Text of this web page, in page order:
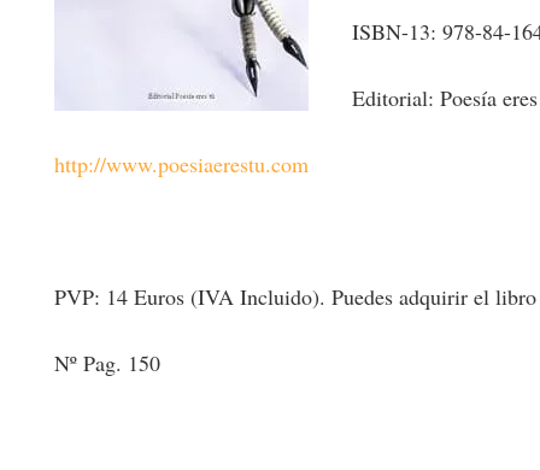
ISBN-13: 978-84-
Editorial: Poesía
http://www.poesiaerestu.com
PVP: 14 Euros (IVA Incluido). Puedes adquirir el
Nº Pag. 150